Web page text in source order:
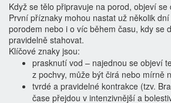
Když se tělo připravuje na porod, objeví
První příznaky mohou nastat už několik
porodem nebo i o víc během času, kdy se
pravidelně stahovat.
Klíčové znaky jsou:
prasknutí vod – najednou se objeví
z pochvy, může být čirá nebo mírně
tvrdé a pravidelné kontrakce (tzv.
čase přejdou v intenzivnější a